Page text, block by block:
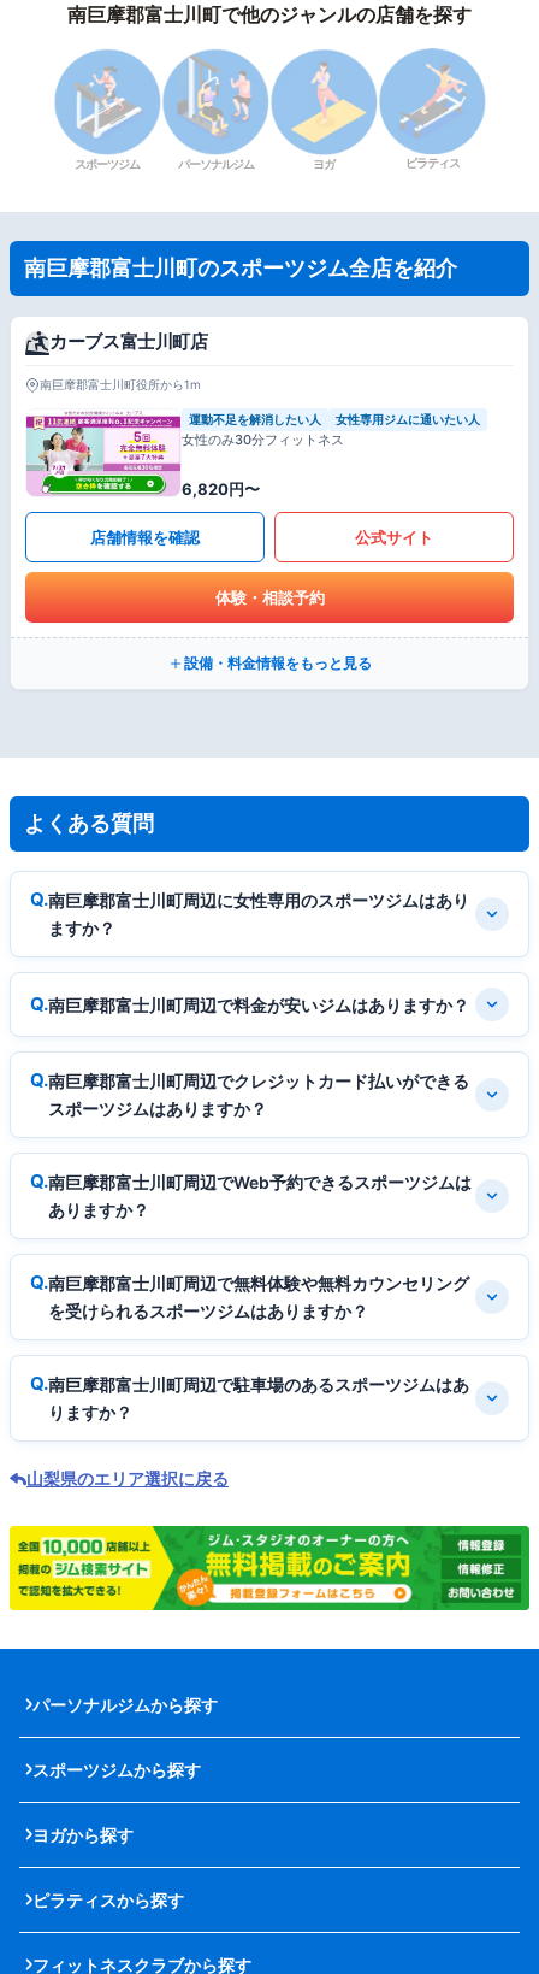
南巨摩郡富士川町で他のジャンルの店舗を探す
スポーツジム パーソナルジム ヨガ ピラティス
南巨摩郡富士川町のスポーツジム全店を紹介
カーブス富士川町店
南巨摩郡富士川町役所から1m
運動不足を解消したい人 女性専用ジムに通いたい人
女性のみ30分フィットネス
6,820円〜
店舗情報を確認 公式サイト
体験・相談予約
設備・料金情報をもっと見る
よくある質問
南巨摩郡富士川町周辺に女性専用のスポーツジムはあり
ますか？
南巨摩郡富士川町周辺で料金が安いジムはありますか？
南巨摩郡富士川町周辺でクレジットカード払いができる
スポーツジムはありますか？
南巨摩郡富士川町周辺でWeb予約できるスポーツジムは
ありますか？
南巨摩郡富士川町周辺で無料体験や無料カウンセリング
を受けられるスポーツジムはありますか？
南巨摩郡富士川町周辺で駐車場のあるスポーツジムはあ
りますか？
山梨県のエリア選択に戻る
パーソナルジムから探す
スポーツジムから探す
ヨガから探す
ピラティスから探す
フィットネスクラブから探す